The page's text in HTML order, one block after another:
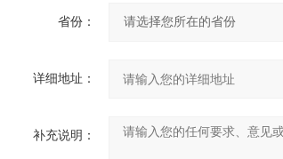
省份：
详细地址：
补充说明：